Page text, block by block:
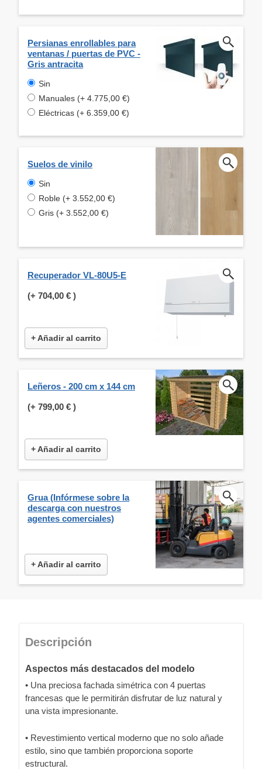
Persianas enrollables para
ventanas / puertas de PVC -
Gris antracita
Sin
Manuales (+ 4.775,00 €)
Eléctricas (+ 6.359,00 €)
Suelos de vinilo
Sin
Roble (+ 3.552,00 €)
Gris (+ 3.552,00 €)
Recuperador VL-80U5-E
(+ 704,00 € )
+ Añadir al carrito
Leñeros - 200 cm x 144 cm
(+ 799,00 € )
+ Añadir al carrito
Grua (Infórmese sobre la
descarga con nuestros
agentes comerciales)
+ Añadir al carrito
Descripción
Aspectos más destacados del modelo
• Una preciosa fachada simétrica con 4 puertas
francesas que le permitirán disfrutar de luz natural y
una vista impresionante.
• Revestimiento vertical moderno que no solo añade
estilo, sino que también proporciona soporte
estructural.